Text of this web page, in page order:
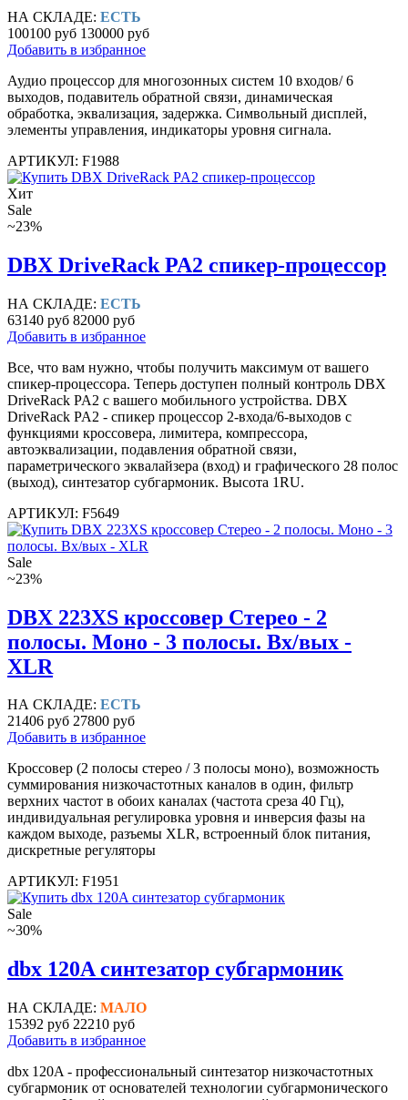
НА СКЛАДЕ: ЕСТЬ
100100 руб 130000 руб
Добавить в избранное
Аудио процессор для многозонных систем 10 входов/ 6
выходов, подавитель обратной связи, динамическая
обработка, эквализация, задержка. Символьный дисплей,
элементы управления, индикаторы уровня сигнала.
АРТИКУЛ: F1988
Хит
Sale
~23%
DBX DriveRack PA2 спикер-процессор
НА СКЛАДЕ: ЕСТЬ
63140 руб 82000 руб
Добавить в избранное
Все, что вам нужно, чтобы получить максимум от вашего
спикер-процессора. Теперь доступен полный контроль DBX
DriveRack PA2 с вашего мобильного устройства. DBX
DriveRack PA2 - спикер процессор 2-входа/6-выходов с
функциями кроссовера, лимитера, компрессора,
автоэквализации, подавления обратной связи,
параметрического эквалайзера (вход) и графического 28 полос
(выход), синтезатор субгармоник. Высота 1RU.
АРТИКУЛ: F5649
Sale
~23%
DBX 223XS кроссовер Стерео - 2
полосы. Моно - 3 полосы. Вх/вых -
XLR
НА СКЛАДЕ: ЕСТЬ
21406 руб 27800 руб
Добавить в избранное
Кроссовер (2 полосы стерео / 3 полосы моно), возможность
суммирования низкочастотных каналов в один, фильтр
верхних частот в обоих каналах (частота среза 40 Гц),
индивидуальная регулировка уровня и инверсия фазы на
каждом выходе, разъемы XLR, встроенный блок питания,
дискретные регуляторы
АРТИКУЛ: F1951
Sale
~30%
dbx 120A синтезатор субгармоник
НА СКЛАДЕ: МАЛО
15392 руб 22210 руб
Добавить в избранное
dbx 120A - профессиональный синтезатор низкочастотных
субгармоник от основателей технологии субгармонического